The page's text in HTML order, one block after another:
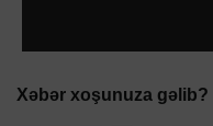
Xəbər xoşunuza gəlib?